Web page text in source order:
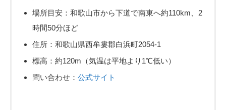
場所目安：和歌山市から下道で南東へ約110km、2
時間50分ほど
住所：和歌山県西牟婁郡白浜町2054-1
標高：約120m（気温は平地より1℃低い）
問い合わせ： 公式サイト